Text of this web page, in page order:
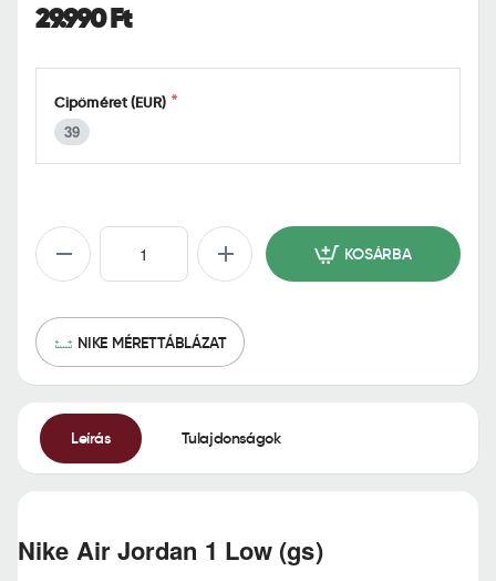
e
29.990 Ft
Cipőméret (EUR)
39
KOSÁRBA
NIKE MÉRETTÁBLÁZAT
Leírás Tulajdonságok
Nike Air Jordan 1 Low (gs)